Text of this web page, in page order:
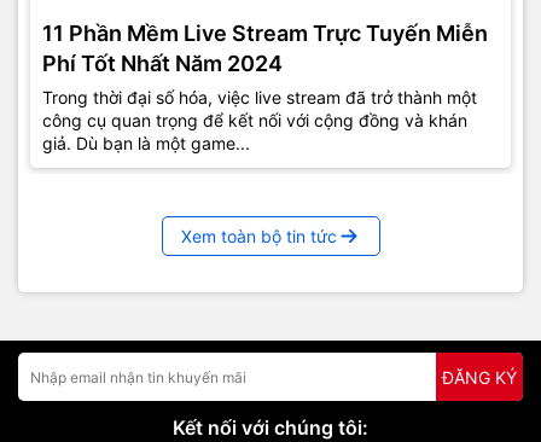
11 Phần Mềm Live Stream Trực Tuyến Miễn
Phí Tốt Nhất Năm 2024
Trong thời đại số hóa, việc live stream đã trở thành một
công cụ quan trọng để kết nối với cộng đồng và khán
giả. Dù bạn là một game...
Xem toàn bộ tin tức
ĐĂNG KÝ
Kết nối với chúng tôi: